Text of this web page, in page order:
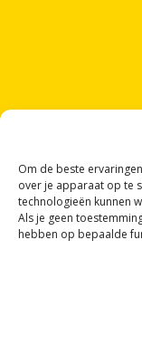
Om de beste
over je apparaat op te
technologieën kunnen
Als je geen
hebben op bepaalde